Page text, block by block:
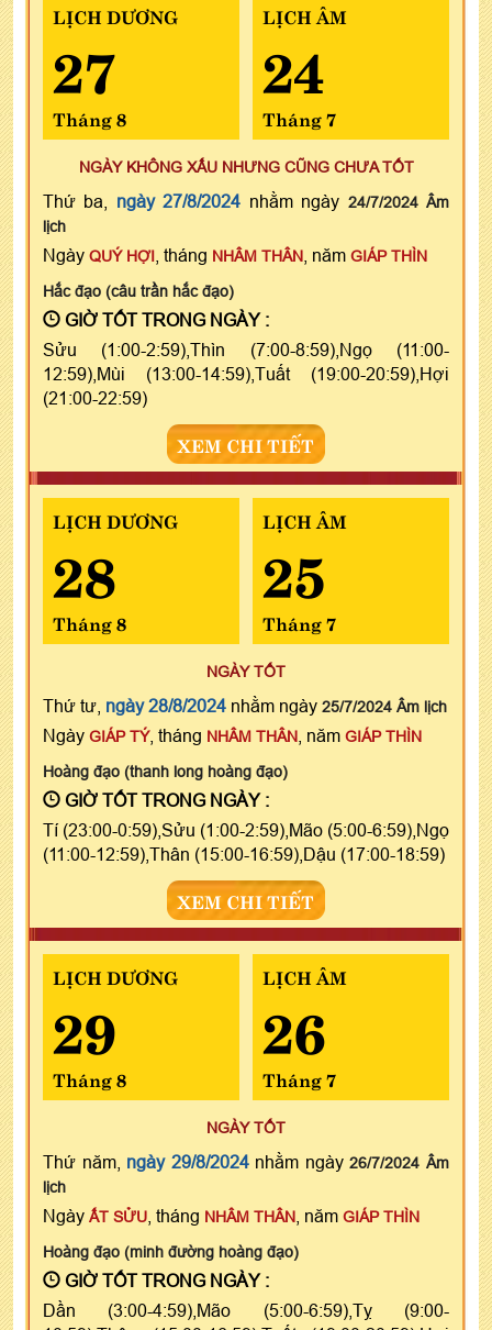
LỊCH DƯƠNG
27
Tháng 8
LỊCH ÂM
24
Tháng 7
NGÀY KHÔNG XẤU NHƯNG CŨNG CHƯA TỐT
Thứ ba, ngày 27/8/2024 nhằm ngày 24/7/2024 Âm
lịch
Ngày QUÝ HỢI , tháng NHÂM THÂN , năm GIÁP THÌN
Hắc đạo (câu trần hắc đạo)
GIỜ TỐT TRONG NGÀY :
Sửu (1:00-2:59),Thìn (7:00-8:59),Ngọ (11:00-
12:59),Mùi (13:00-14:59),Tuất (19:00-20:59),Hợi
(21:00-22:59)
XEM CHI TIẾT
LỊCH DƯƠNG
28
Tháng 8
LỊCH ÂM
25
Tháng 7
NGÀY TỐT
Thứ tư, ngày 28/8/2024 nhằm ngày 25/7/2024 Âm lịch
Ngày GIÁP TÝ, tháng NHÂM THÂN , năm GIÁP THÌN
Hoàng đạo (thanh long hoàng đạo)
GIỜ TỐT TRONG NGÀY :
Tí (23:00-0:59),Sửu (1:00-2:59),Mão (5:00-6:59),Ngọ
(11:00-12:59),Thân (15:00-16:59),Dậu (17:00-18:59)
XEM CHI TIẾT
LỊCH DƯƠNG
29
Tháng 8
LỊCH ÂM
26
Tháng 7
NGÀY TỐT
Thứ năm, ngày 29/8/2024nhằm ngày26/7/2024 Âm
lịch
Ngày ẤT SỬU , tháng NHÂM THÂN , năm GIÁP THÌN
Hoàng đạo (minh đường hoàng đạo)
GIỜ TỐT TRONG NGÀY :
Dần (3:00-4:59),Mão (5:00-6:59),Tỵ (9:00-